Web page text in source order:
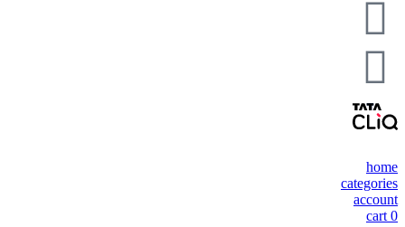
home
categories
account
0
cart